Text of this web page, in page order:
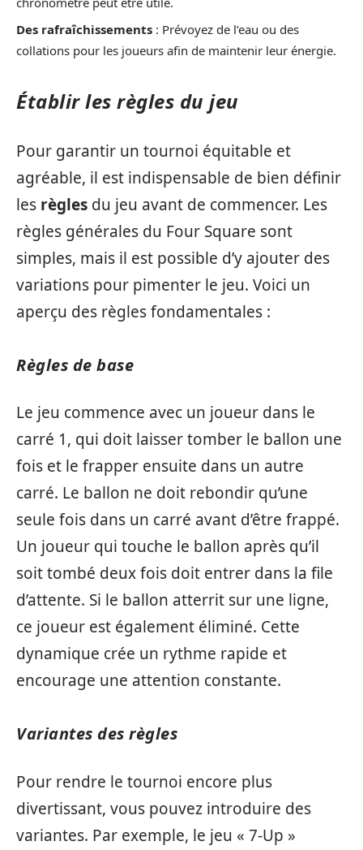
Des rafraîchissements : Prévoyez de l’eau ou des
collations pour les joueurs afin de maintenir leur énergie.
Établir les règles du jeu
Pour garantir un tournoi équitable et
agréable, il est indispensable de bien définir
les règles du jeu avant de commencer. Les
règles générales du Four Square sont
simples, mais il est possible d’y ajouter des
variations pour pimenter le jeu. Voici un
aperçu des règles fondamentales :
Règles de base
Le jeu commence avec un joueur dans le
carré 1, qui doit laisser tomber le ballon une
fois et le frapper ensuite dans un autre
carré. Le ballon ne doit rebondir qu’une
seule fois dans un carré avant d’être frappé.
Un joueur qui touche le ballon après qu’il
soit tombé deux fois doit entrer dans la file
d’attente. Si le ballon atterrit sur une ligne,
ce joueur est également éliminé. Cette
dynamique crée un rythme rapide et
encourage une attention constante.
Variantes des règles
Pour rendre le tournoi encore plus
divertissant, vous pouvez introduire des
variantes. Par exemple, le jeu « 7-Up »